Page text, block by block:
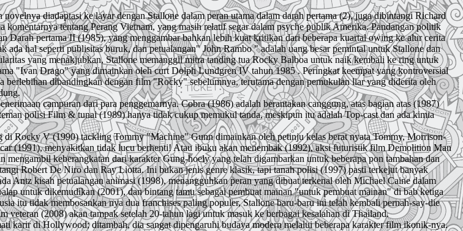
diadaptasi ke layar dengan Stallone dalam peran utama dalam darah pertama (2), juga dibintangi Richard
tentang Perang Vietnam, yang masih relatif segar dalam psyche publik Amerika. Pandangan politik
Darah pertama II (1985), yang menggambar bahkan lebih kuat kritikan dari beberapa kuartal owing ke alur cerita
hal seperti publisitas buruk, dan petualangan" John Rambo " adalah uang besar pemintal untuk Stallone dan
yang menakjubkan, Stallone memanggil mitra tanding tua Rocky Balboa untuk naik kembali ke ring untuk
"Ivan Drago" yang dimainkan oleh curt Dolph Lundgren IV tahun 1985 . Peringkat keempat yang kontroversial
dibandingkan dengan film "Rocky" sebelumnya, terutama dengan pemukulan liar yang diderita oleh
campuran dari para penggemarnya. Cobra (1986) adalah berantakan canggung, atas bagian atas (1987)
polisi Film & tunai (1989) hanya tidak cukup memukul tanda, meskipun itu adalah Top-cast dan ada kimia
Rocky V (1990) tackling Tommy "Machine" Gunn dimainkan oleh petinju kelas berat nyata Tommy, Morrison-
(1991), menyakitkan tidak lucu berhenti! Atau ibuku akan menembak (1992), aksi futuristik film Demolition Man
keberangkatan dari karakter Gung-hoely yang telah digambarkan untuk beberapa pon tambahan dan
Robert De Niro dan Ray Liotta. Ini bukan jenis genre klasik, tapi tanah polisi (1997) pasti terkejut banyak
Antz kisah petualangan animasi (1998), menangguhkan peran yang dibuat terkenal oleh Michael Caine dalam
untuk dikemudikan (2001), dan bintang tamu sebagai pembuat mainan "untuk pembuat mainan" di bab ketiga
itu tidak membosankan nya dua franchises paling populer, Stallone baru-baru ini telah kembali pernah-say-die
(2008) akan tampak setelah 20-tahun lagi untuk masuk ke berbagai kesalahan di Thailand.
karir di Hollywood; ditambah, dia sangat dipengaruhi budaya modern melalui beberapa karakter film ikonik-nya.